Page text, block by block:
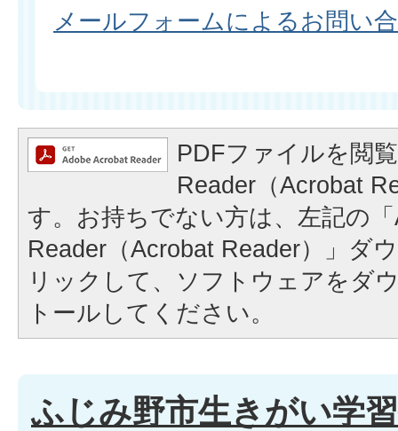
メールフォームによるお問い
PDFファイルを閲
Reader（Acrobat
す。お持ちでない方は、左記の
Reader（Acrobat Reader）」ダ
リックして、ソフトウェアをダ
トールしてください。
ふじみ野市生きがい学